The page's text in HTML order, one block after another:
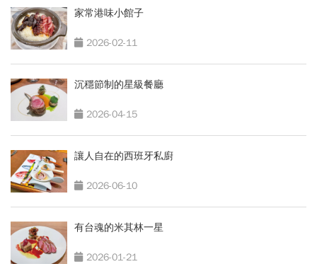
家常港味小館子
2026-02-11
沉穩節制的星級餐廳
2026-04-15
讓人自在的西班牙私廚
2026-06-10
有台魂的米其林一星
2026-01-21